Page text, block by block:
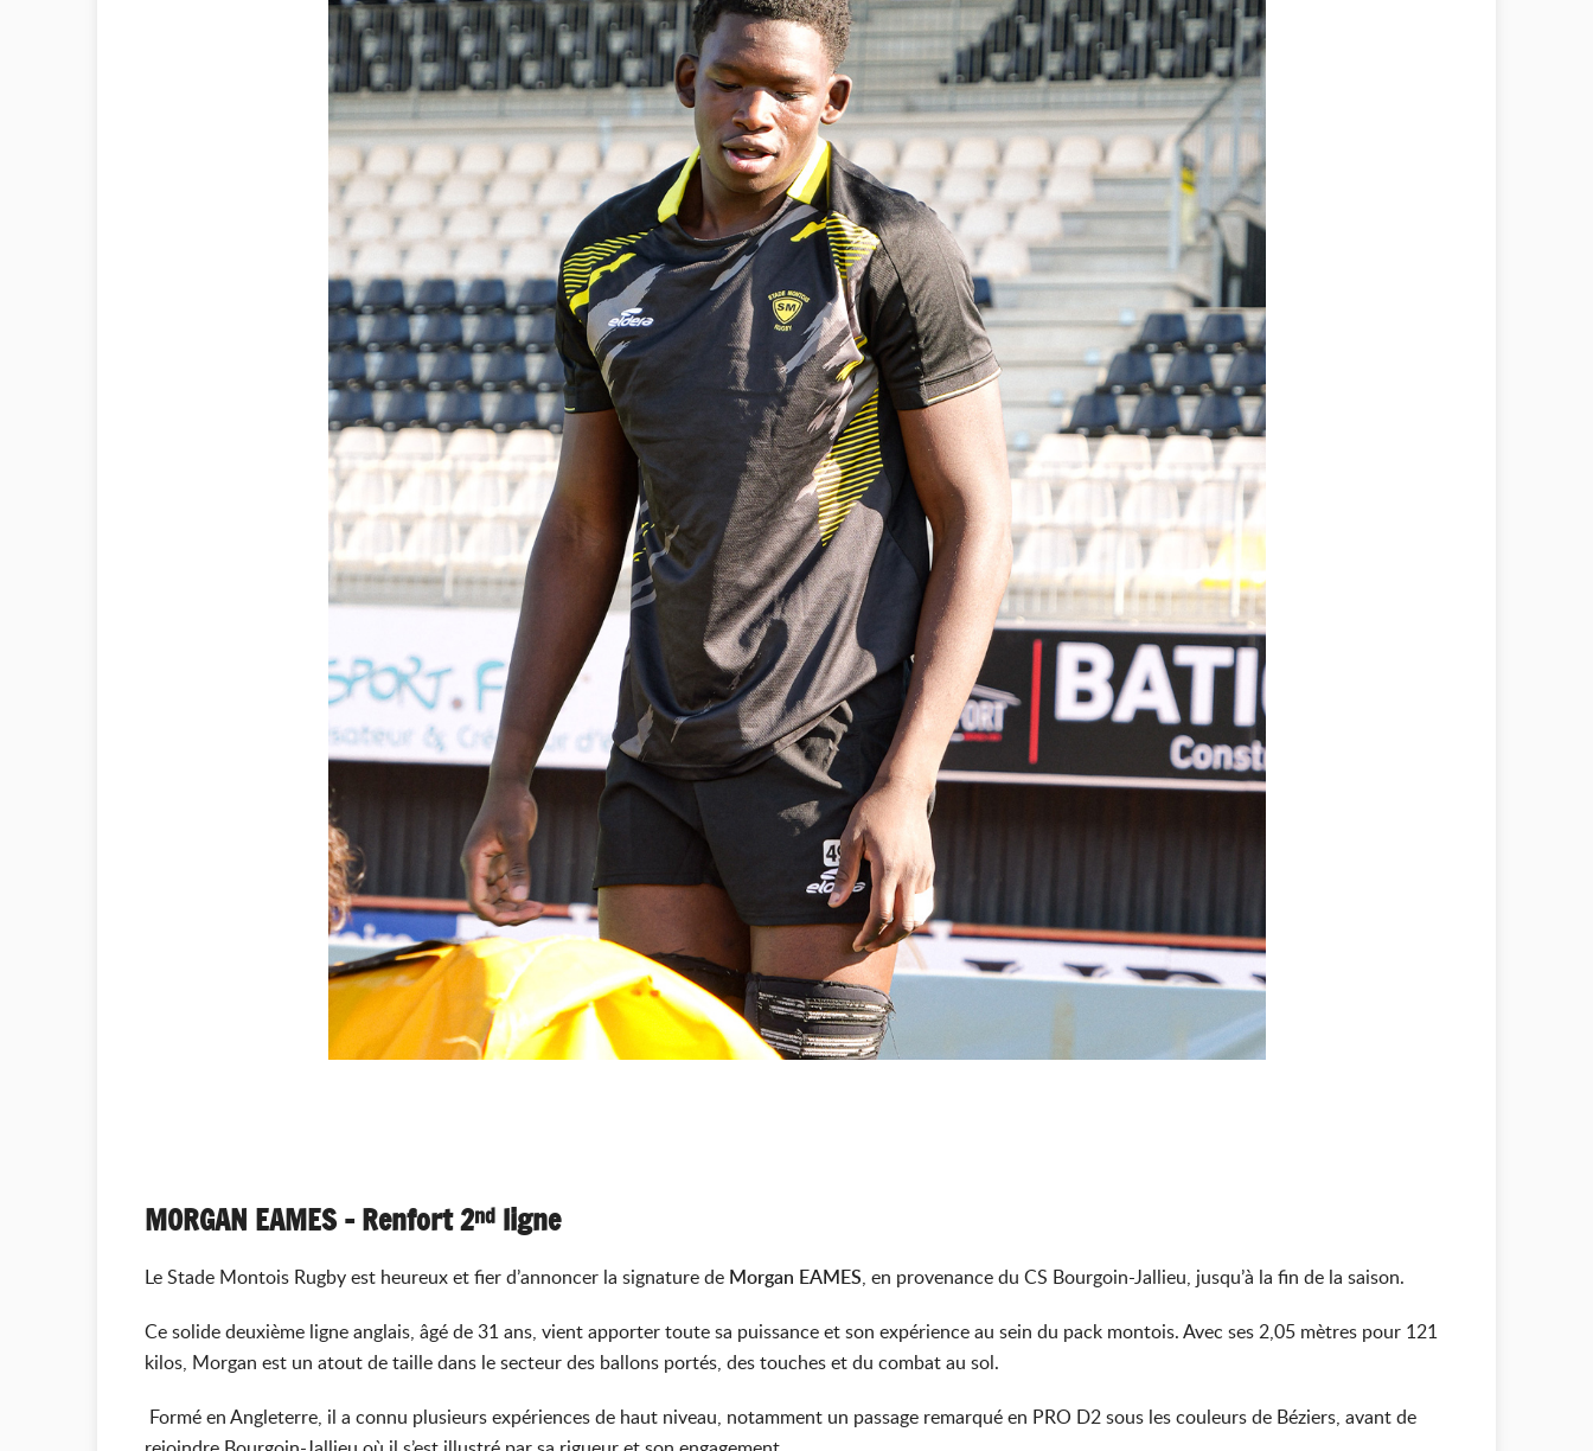
MORGAN EAMES – Renfort 2nd ligne
Le Stade Montois Rugby est heureux et fier d’annoncer la signature de Morgan EAMES, en provenance du CS Bourgoin-Jallieu, jusqu’à la fin de la saison.
Ce solide deuxième ligne anglais, âgé de 31 ans, vient apporter toute sa puissance et son expérience au sein du pack montois. Avec ses 2,05 mètres pour 121
kilos, Morgan est un atout de taille dans le secteur des ballons portés, des touches et du combat au sol.
Formé en Angleterre, il a connu plusieurs expériences de haut niveau, notamment un passage remarqué en PRO D2 sous les couleurs de Béziers, avant de